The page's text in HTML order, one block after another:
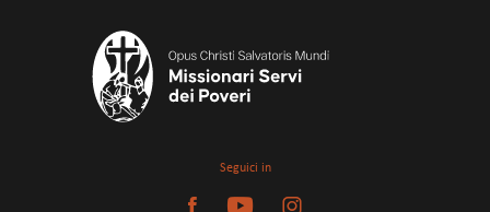
Seguici in